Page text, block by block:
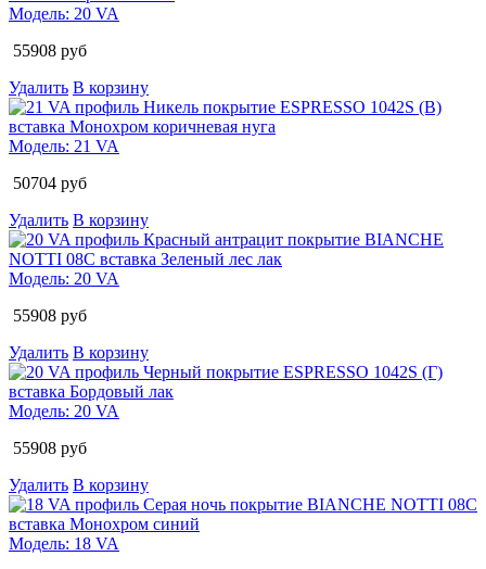
Модель: 20 VA
55908 руб
Удалить В корзину
Модель: 21 VA
50704 руб
Удалить В корзину
Модель: 20 VA
55908 руб
Удалить В корзину
Модель: 20 VA
55908 руб
Удалить В корзину
Модель: 18 VA